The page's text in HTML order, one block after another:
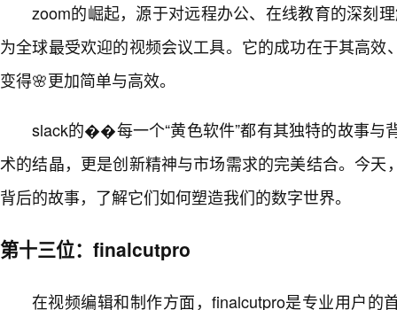
zoom的崛起，源于对远程办公、在线教育的深刻
为全球最受欢迎的视频会议工具。它的成功在于其高效
变得🌸更加简单与高效。
slack的��每一个“黄色软件”都有其独特的故事与
术的结晶，更是创新精神与市场需求的完美结合。今天
背后的故事，了解它们如何塑造我们的数字世界。
第十三位：finalcutpro
在视频编辑和制作方面，finalcutpro是专业用户的